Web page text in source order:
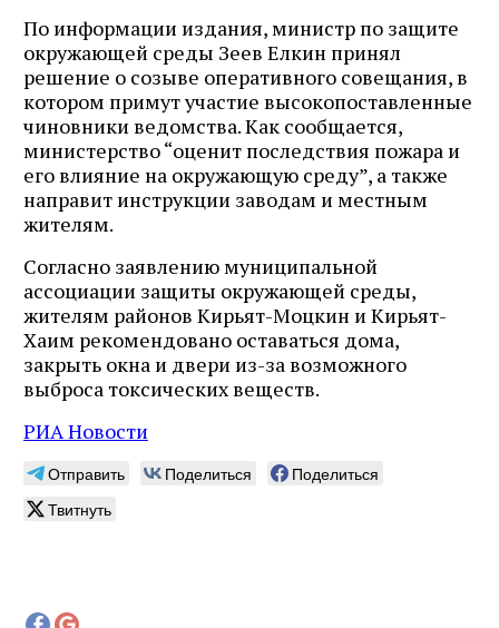
По информации издания, министр по защите
окружающей среды Зеев Елкин принял
решение о созыве оперативного совещания, в
котором примут участие высокопоставленные
чиновники ведомства. Как сообщается,
министерство “оценит последствия пожара и
его влияние на окружающую среду”, а также
направит инструкции заводам и местным
жителям.
Согласно заявлению муниципальной
ассоциации защиты окружающей среды,
жителям районов Кирьят-Моцкин и Кирьят-
Хаим рекомендовано оставаться дома,
закрыть окна и двери из-за возможного
выброса токсических веществ.
РИА Новости
Отправить Поделиться
Поделиться
Твитнуть